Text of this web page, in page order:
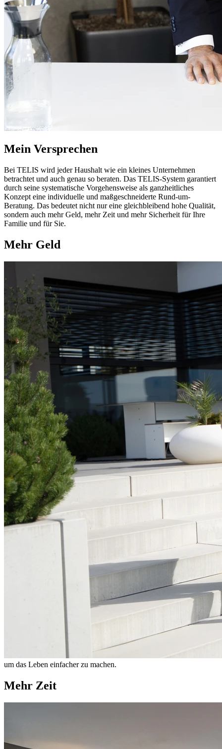
Mein Versprechen
Bei TELIS wird jeder Haushalt wie ein kleines Unternehmen
betrachtet und auch genau so beraten. Das TELIS-System garantiert
durch seine systematische Vorgehensweise als ganzheitliches
Konzept eine individuelle und maßgeschneiderte Rund-um-
Beratung. Das bedeutet nicht nur eine gleichbleibend hohe Qualität,
sondern auch mehr Geld, mehr Zeit und mehr Sicherheit für Ihre
Familie und für Sie.
Mehr Geld
um das Leben einfacher zu machen.
Mehr Zeit